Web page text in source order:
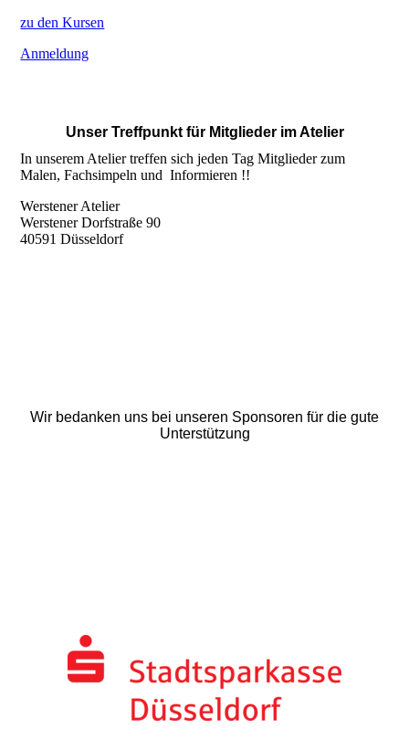
zu den Kursen
Anmeldung
Unser Treffpunkt für Mitglieder im Atelier
In unserem Atelier treffen sich jeden Tag Mitglieder zum
Malen, Fachsimpeln und Informieren !!
Werstener Atelier
Werstener Dorfstraße 90
40591 Düsseldorf
Wir bedanken uns bei unseren Sponsoren für die gute
Unterstützung